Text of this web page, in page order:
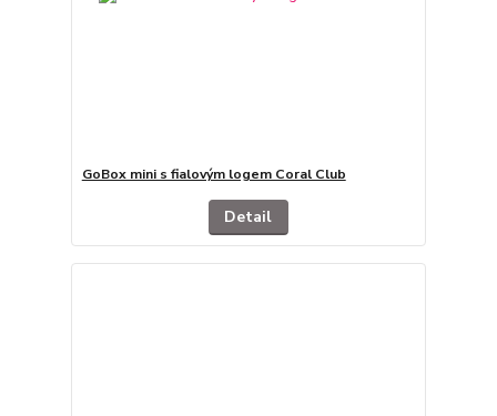
GoBox mini s fialovým logem Coral Club
Detail